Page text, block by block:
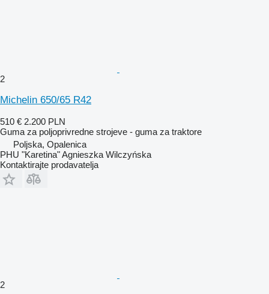
2
Michelin 650/65 R42
510 € 2.200 PLN
Guma za poljoprivredne strojeve - guma za traktore
Poljska, Opalenica
PHU "Karetina" Agnieszka Wilczyńska
Kontaktirajte prodavatelja
2